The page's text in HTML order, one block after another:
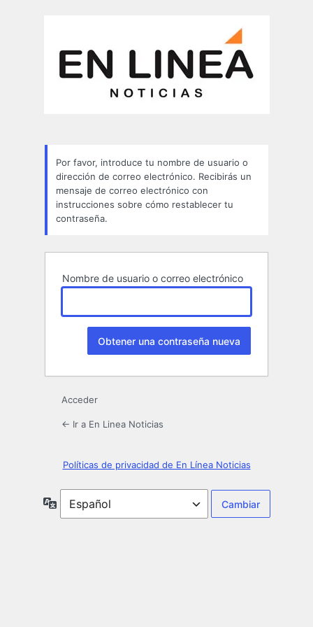
Por favor, introduce tu nombre de usuario o
dirección de correo electrónico. Recibirás un
mensaje de correo electrónico con
instrucciones sobre cómo restablecer tu
contraseña.
Nombre de usuario o correo electrónico
Acceder
← Ir a En Linea Noticias
Políticas de privacidad de En Línea Noticias
Idioma